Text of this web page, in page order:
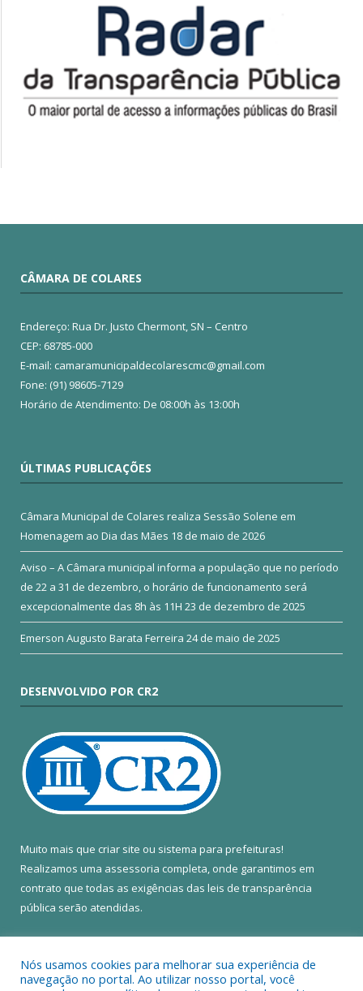
CÂMARA DE COLARES
Endereço: Rua Dr. Justo Chermont, SN – Centro
CEP: 68785-000
E-mail: camaramunicipaldecolarescmc@gmail.com
Fone: (91) 98605-7129
Horário de Atendimento: De 08:00h às 13:00h
ÚLTIMAS PUBLICAÇÕES
Câmara Municipal de Colares realiza Sessão Solene em
Homenagem ao Dia das Mães 18 de maio de 2026
Aviso – A Câmara municipal informa a população que no período
de 22 a 31 de dezembro, o horário de funcionamento será
excepcionalmente das 8h às 11H 23 de dezembro de 2025
Emerson Augusto Barata Ferreira 24 de maio de 2025
DESENVOLVIDO POR CR2
Muito mais que criar site ou sistema para prefeituras!
Realizamos uma assessoria completa, onde garantimos em
contrato que todas as exigências das leis de transparência
pública serão atendidas.
Nós usamos cookies para melhorar sua experiência de
navegação no portal. Ao utilizar nosso portal, você